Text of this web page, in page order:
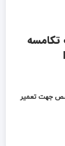
5.5 اسب تکامسه
جهت تعمیر